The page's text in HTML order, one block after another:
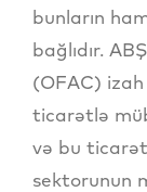
bunların
bağlıdır.
(OFAC)
ticarətlə
və bu
sektorunun